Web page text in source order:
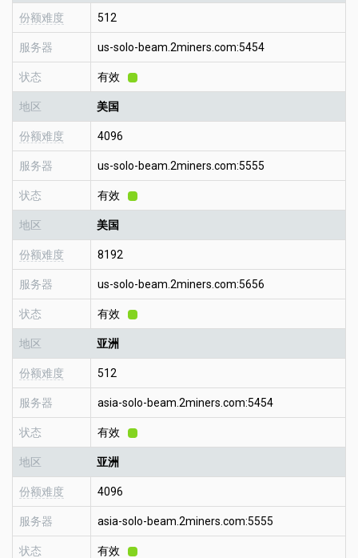
份额难度 512
服务器 us-solo-beam.2miners.com:5454
状态 有效
地区 美国
份额难度 4096
服务器 us-solo-beam.2miners.com:5555
状态 有效
地区 美国
份额难度 8192
服务器 us-solo-beam.2miners.com:5656
状态 有效
地区 亚洲
份额难度 512
服务器 asia-solo-beam.2miners.com:5454
状态 有效
地区 亚洲
份额难度 4096
服务器 asia-solo-beam.2miners.com:5555
状态 有效